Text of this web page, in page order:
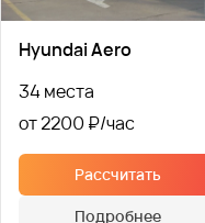
Hyundai Aero
34 места
от 2200 ₽
Рассчитать
Подробнее